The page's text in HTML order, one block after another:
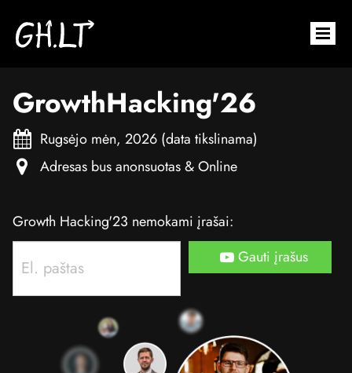
GrowthHacking'26
 Rugsėjo mėn, 2026 (data tikslinama)
 Adresas bus anonsuotas & Online
Growth Hacking'23 nemokami įrašai:
 Gauti įrašus